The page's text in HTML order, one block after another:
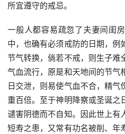
所宜遵守的戒忌。
一般人都容易疏忽了夫妻间闺
中，也确有必须戒防的日期，例
节气转换，倘若不戒，则生子难
气血流行，原是和天地间的节气
日交泄，则易使气血不合，精
重百倍。至于神明降察或圣诞之
谴害阴德而不自知。因此世上有
短寿之患，又常有功名被削、年